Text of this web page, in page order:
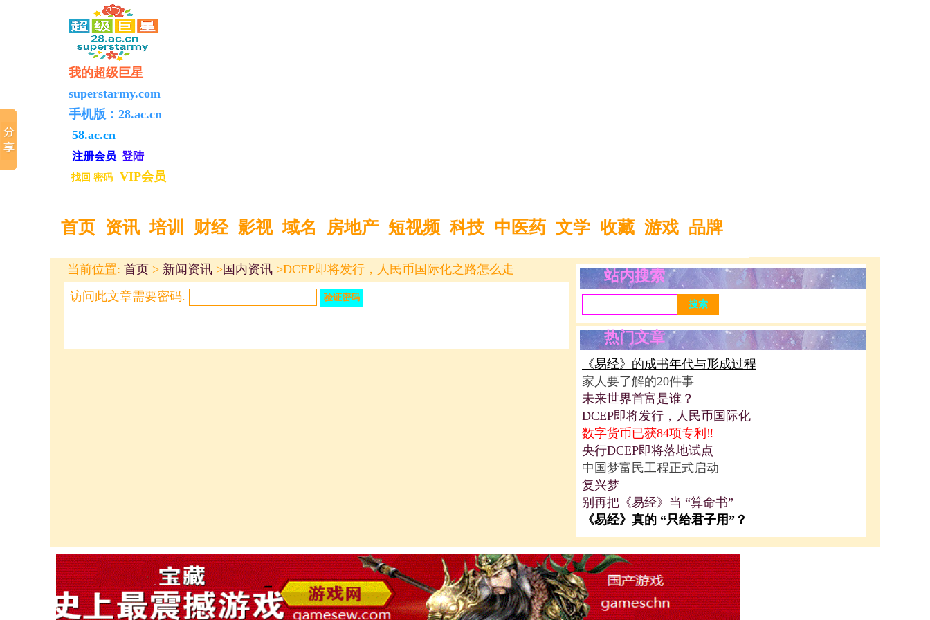
首页 资讯 培训 财经 影视 域名 房地产 短视频 科技 中医药 文学 收藏 游戏 品牌
我的超级巨星
superstarmy.com
手机版： 28.ac.cn
58.ac.cn
注册会员 登陆
找回 密码 VIP会员
站内搜索
热门文章
《易经》的成书年代与形成过程
家人要了解的20件事
未来世界首富是谁？
DCEP即将发行，人民币国际化
数字货币已获84项专利‼️
央行DCEP即将落地试点
中国梦富民工程正式启动
复兴梦
别再把《易经》当 “算命书”
《易经》真的 “只给君子用”？
当前位置: 首页 > 新闻资讯 >国内资讯 >DCEP即将发行，人民币国际化之路怎么走
访问此文章需要密码.